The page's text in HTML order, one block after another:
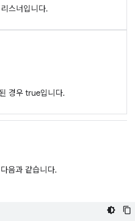
스너입니다.
경우 true입니다.
음과 같습니다.